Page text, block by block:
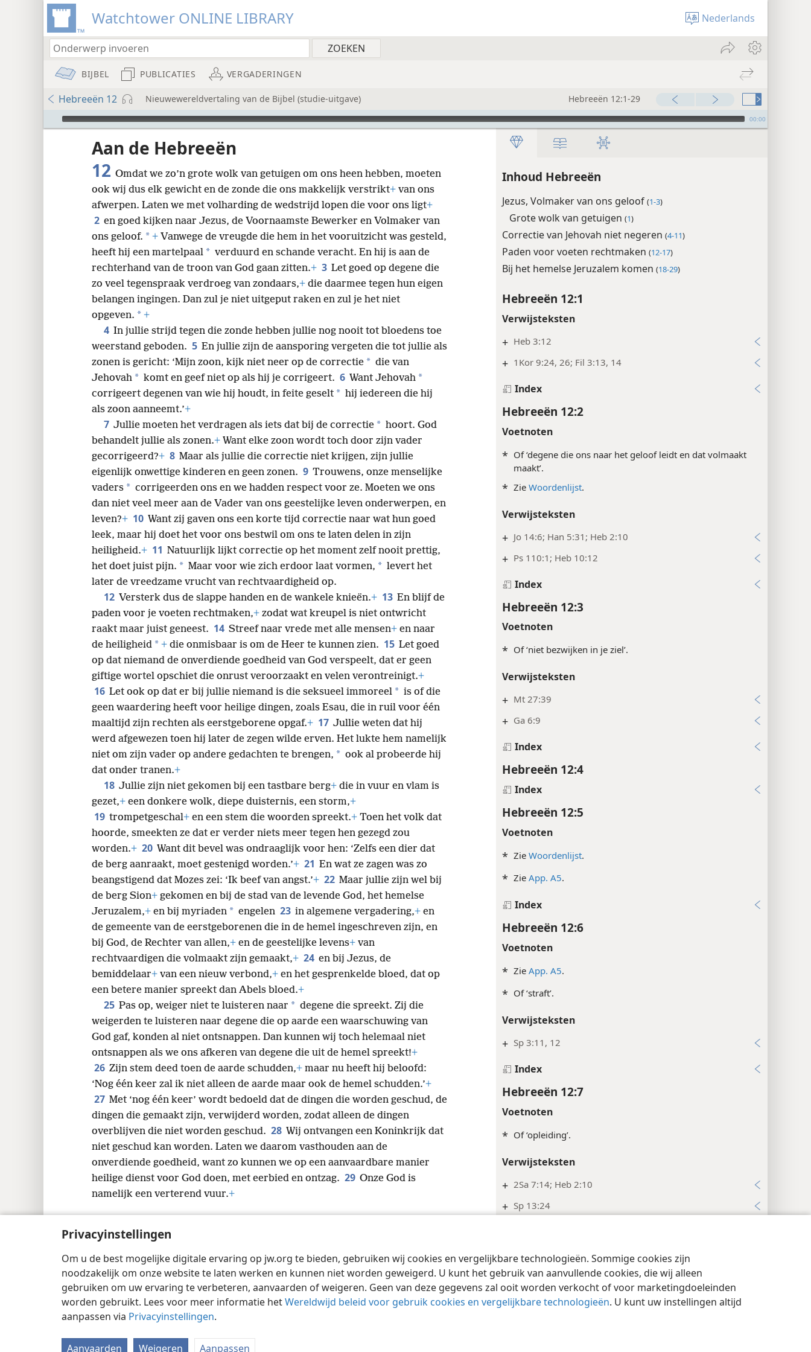
Privacyinstellingen
Om u de best mogelijke digitale ervaring op jw.org te bieden, gebruiken wij cookies en vergelijkbare technologieën. Sommige cookies zijn
noodzakelijk om onze website te laten werken en kunnen niet worden geweigerd. U kunt het gebruik van aanvullende cookies, die wij alleen
gebruiken om uw ervaring te verbeteren, aanvaarden of weigeren. Geen van deze gegevens zal ooit worden verkocht of voor marketingdoeleinden
worden gebruikt. Lees voor meer informatie hetWereldwijd beleid voor gebruik cookies en vergelijkbare technologieën. U kunt uw instellingen altijd
aanpassen via Privacyinstellingen.
Aanvaarden Weigeren Aanpassen
Watchtower ONLINE LIBRARY Nederlands
BIJBEL PUBLICATIES VERGADERINGEN
Hebreeën 12 Nieuwewereldvertaling van de Bijbel (studie-uitgave) Hebreeën 12:1-29
Audio Player 00:00
Inhoud Hebreeën
Jezus, Volmaker van ons geloof (1-3)
Grote wolk van getuigen (1)
Correctie van Jehovah niet negeren (4-11)
Paden voor voeten rechtmaken (12-17)
Bij het hemelse Jeruzalem komen (18-29)
Hebreeën 12:1
Verwijsteksten
+ Heb 3:12
+ 1Kor 9:24, 26; Fil 3:13, 14
Index
Hebreeën 12:2
Voetnoten
* Of ‘degene die ons naar het geloof leidt en dat volmaakt
maakt’.
* ZieWoordenlijst.
Verwijsteksten
+ Jo 14:6; Han 5:31; Heb 2:10
+ Ps 110:1; Heb 10:12
Index
Hebreeën 12:3
Voetnoten
* Of ‘niet bezwijken in je ziel’.
Verwijsteksten
+ Mt 27:39
+ Ga 6:9
Index
Hebreeën 12:4
Index
Hebreeën 12:5
Voetnoten
* ZieWoordenlijst.
* ZieApp. A5.
Index
Hebreeën 12:6
Voetnoten
* ZieApp. A5.
* Of ‘straft’.
Verwijsteksten
+ Sp 3:11, 12
Index
Hebreeën 12:7
Voetnoten
* Of ‘opleiding’.
Verwijsteksten
+ 2Sa 7:14; Heb 2:10
+ Sp 13:24
Hebreeën 12:8
Index
Hebreeën 12:9
Aan de Hebreeën
12 Omdat we zo’n grote wolk van getuigen om ons heen hebben, moeten
ook wij dus elk gewicht en de zonde die ons makkelijk verstrikt+ van ons
afwerpen. Laten we met volharding de wedstrijd lopen die voor ons ligt+
2 en goed kijken naar Jezus, de Voornaamste Bewerker en Volmaker van
ons geloof. * + Vanwege de vreugde die hem in het vooruitzicht was gesteld,
heeft hij een martelpaal * verduurd en schande veracht. En hij is aan de
rechterhand van de troon van God gaan zitten.+ 3 Let goed op degene die
zo veel tegenspraak verdroeg van zondaars,+ die daarmee tegen hun eigen
belangen ingingen. Dan zul je niet uitgeput raken en zul je het niet
opgeven. * +
4 In jullie strijd tegen die zonde hebben jullie nog nooit tot bloedens toe
weerstand geboden. 5 En jullie zijn de aansporing vergeten die tot jullie als
zonen is gericht: ‘Mijn zoon, kijk niet neer op de correctie * die van
Jehovah * komt en geef niet op als hij je corrigeert. 6 Want Jehovah *
corrigeert degenen van wie hij houdt, in feite geselt * hij iedereen die hij
als zoon aanneemt.’+
7 Jullie moeten het verdragen als iets dat bij de correctie * hoort. God
behandelt jullie als zonen.+ Want elke zoon wordt toch door zijn vader
gecorrigeerd?+ 8 Maar als jullie die correctie niet krijgen, zijn jullie
eigenlijk onwettige kinderen en geen zonen. 9 Trouwens, onze menselijke
vaders * corrigeerden ons en we hadden respect voor ze. Moeten we ons
dan niet veel meer aan de Vader van ons geestelijke leven onderwerpen, en
leven?+ 10 Want zij gaven ons een korte tijd correctie naar wat hun goed
leek, maar hij doet het voor ons bestwil om ons te laten delen in zijn
heiligheid.+ 11 Natuurlijk lijkt correctie op het moment zelf nooit prettig,
het doet juist pijn. * Maar voor wie zich erdoor laat vormen, * levert het
later de vreedzame vrucht van rechtvaardigheid op.
12 Versterk dus de slappe handen en de wankele knieën.+ 13 En blijf de
paden voor je voeten rechtmaken,+ zodat wat kreupel is niet ontwricht
raakt maar juist geneest. 14 Streef naar vrede met alle mensen+ en naar
de heiligheid * + die onmisbaar is om de Heer te kunnen zien. 15 Let goed
op dat niemand de onverdiende goedheid van God verspeelt, dat er geen
giftige wortel opschiet die onrust veroorzaakt en velen verontreinigt.+
16 Let ook op dat er bij jullie niemand is die seksueel immoreel * is of die
geen waardering heeft voor heilige dingen, zoals Esau, die in ruil voor één
maaltijd zijn rechten als eerstgeborene opgaf.+ 17 Jullie weten dat hij
werd afgewezen toen hij later de zegen wilde erven. Het lukte hem namelijk
niet om zijn vader op andere gedachten te brengen, * ook al probeerde hij
dat onder tranen.+
18 Jullie zijn niet gekomen bij een tastbare berg+ die in vuur en vlam is
gezet,+ een donkere wolk, diepe duisternis, een storm,+
19 trompetgeschal+ en een stem die woorden spreekt.+ Toen het volk dat
hoorde, smeekten ze dat er verder niets meer tegen hen gezegd zou
worden.+ 20 Want dit bevel was ondraaglijk voor hen: ‘Zelfs een dier dat
de berg aanraakt, moet gestenigd worden.’+ 21 En wat ze zagen was zo
beangstigend dat Mozes zei: ‘Ik beef van angst.’+ 22 Maar jullie zijn wel bij
de berg Sion+ gekomen en bij de stad van de levende God, het hemelse
Jeruzalem,+ en bij myriaden * engelen 23 in algemene vergadering,+ en
de gemeente van de eerstgeborenen die in de hemel ingeschreven zijn, en
bij God, de Rechter van allen,+ en de geestelijke levens+ van
rechtvaardigen die volmaakt zijn gemaakt,+ 24 en bij Jezus, de
bemiddelaar+ van een nieuw verbond,+ en het gesprenkelde bloed, dat op
een betere manier spreekt dan Abels bloed.+
25 Pas op, weiger niet te luisteren naar * degene die spreekt. Zij die
weigerden te luisteren naar degene die op aarde een waarschuwing van
God gaf, konden al niet ontsnappen. Dan kunnen wij toch helemaal niet
ontsnappen als we ons afkeren van degene die uit de hemel spreekt!+
26 Zijn stem deed toen de aarde schudden,+ maar nu heeft hij beloofd:
‘Nog één keer zal ik niet alleen de aarde maar ook de hemel schudden.’+
27 Met ‘nog één keer’ wordt bedoeld dat de dingen die worden geschud, de
dingen die gemaakt zijn, verwijderd worden, zodat alleen de dingen
overblijven die niet worden geschud. 28 Wij ontvangen een Koninkrijk dat
niet geschud kan worden. Laten we daarom vasthouden aan de
onverdiende goedheid, want zo kunnen we op een aanvaardbare manier
heilige dienst voor God doen, met eerbied en ontzag. 29 Onze God is
namelijk een verterend vuur.+
Copyright © 2026 Watch Tower Bible and Tract Society of Pennsylvania Gebruiksvoorwaarden Privacybeleid Privacyinstellingen JW.ORG Inloggen